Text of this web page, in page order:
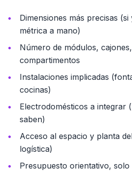
Dimensiones más precisas
métrica a mano)
Número de módulos,
compartimentos
Instalaciones implicadas
cocinas)
Electrodomésticos a integrar
saben)
Acceso al espacio y planta
logística)
Presupuesto orientativo,